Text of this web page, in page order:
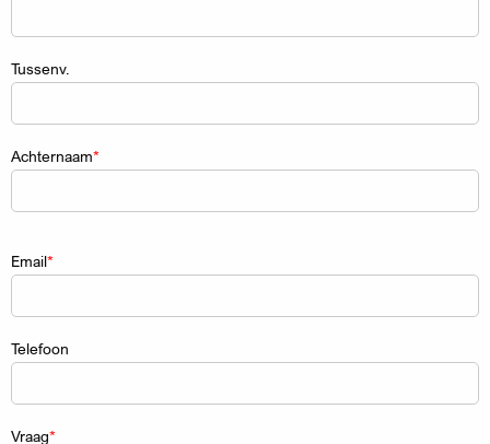
Tussenv.
Achternaam
Email
Telefoon
Vraag